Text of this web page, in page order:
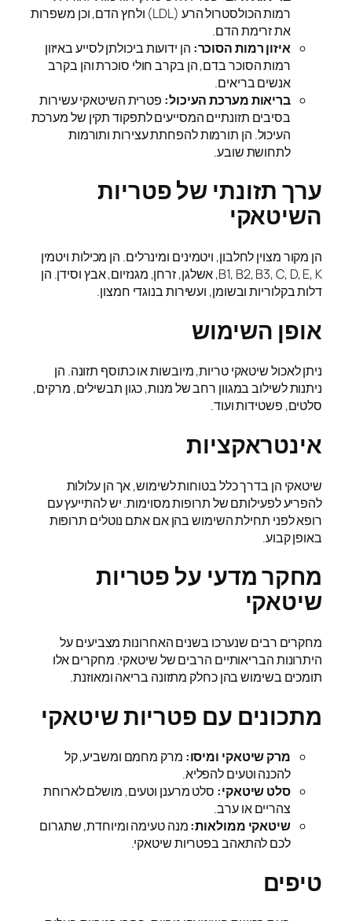
רמות הכולסטרול הרע (LDL) ולחץ הדם, וכן משפרות
את זרימת הדם.
איזון רמות הסוכר: הן ידועות ביכולתן לסייע באיזון
רמות הסוכר בדם, הן בקרב חולי סוכרת והן בקרב
אנשים בריאים.
בריאות מערכת העיכול: פטרית השיטאקי עשירות
בסיבים תזונתיים המסייעים לתפקוד תקין של מערכת
העיכול. הן תורמות להפחתת עצירות ותורמות
לתחושת שובע.
ערך תזונתי של פטריות
השיטאקי
הן מקור מצוין לחלבון, ויטמינים ומינרלים. הן מכילות ויטמין
B1, B2, B3, C, D, E, K, אשלגן, זרחן, מגנזיום, אבץ וסידן. הן
דלות בקלוריות ובשומן, ועשירות בנוגדי חמצון.
אופן השימוש
ניתן לאכול שיטאקי טריות, מיובשות או כתוסף תזונה. הן
ניתנות לשילוב במגוון רחב של מנות, כגון תבשילים, מרקים,
סלטים, פשטידות ועוד.
אינטראקציות
שיטאקי הן בדרך כלל בטוחות לשימוש, אך הן עלולות
להפריע לפעילותם של תרופות מסוימות. יש להתייעץ עם
רופא לפני תחילת השימוש בהן אם אתם נוטלים תרופות
באופן קבוע.
מחקר מדעי על פטריות
שיטאקי
מחקרים רבים שנערכו בשנים האחרונות מצביעים על
היתרונות הבריאותיים הרבים של שיטאקי. מחקרים אלו
תומכים בשימוש בהן כחלק מתזונה בריאה ומאוזנת.
מתכונים עם פטריות שיטאקי
מרק שיטאקי ומיסו: מרק מחמם ומשביע, קל
להכנה וטעים להפליא.
סלט שיטאקי: סלט מרענן וטעים, מושלם לארוחת
צהריים או ערב.
שיטאקי ממולאות:מנה טעימה ומיוחדת, שתגרום
לכם להתאהב בפטריות שיטאקי.
טיפים